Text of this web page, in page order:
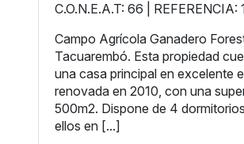
C.O.N.E.A.T: 66 | REFERENCIA:
Campo Agrícola Ganadero
Tacuarembó. Esta propiedad
una casa principal en excelente
renovada en 2010, con una
500m2. Dispone de 4
ellos en [...]